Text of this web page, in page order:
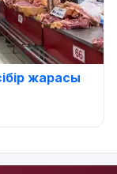
жарасы